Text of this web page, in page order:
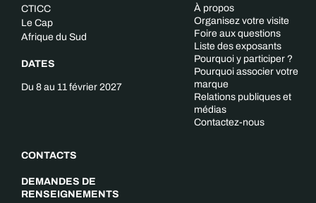
CTICC
Le Cap
Afrique du Sud
DATES
Du 8 au 11 février 2027
CONTACTS
DEMANDES DE
RENSEIGNEMENTS
À propos
Organisez votre visite
Foire aux questions
Liste des exposants
Pourquoi y participer ?
Pourquoi associer votre
marque
Relations publiques et
médias
Contactez-nous